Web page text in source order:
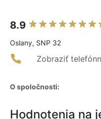
8.9
Oslany, SNP 32
Zobraziť
O spoločnosti:
Hodnotenia na